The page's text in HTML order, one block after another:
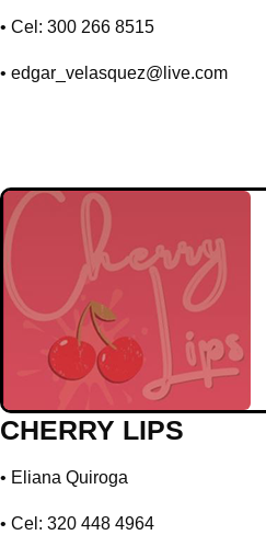
• Cel: 300 266 8515
• edgar_velasquez@live.com
CHERRY LIPS
• Eliana Quiroga
• Cel: 320 448 4964